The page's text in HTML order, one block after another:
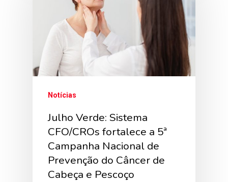
Notícias
Julho Verde: Sistema
CFO/CROs fortalece a 5ª
Campanha Nacional de
Prevenção do Câncer de
Cabeça e Pescoço